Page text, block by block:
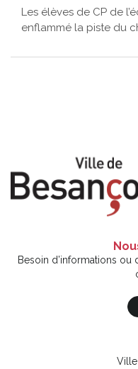
Les élèves de CP de
enflammé la piste du
Besoin d’informations ou